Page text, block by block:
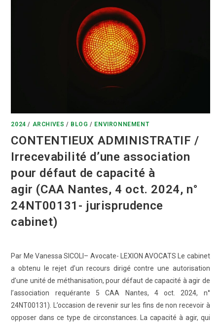
2024 / ARCHIVES / BLOG / ENVIRONNEMENT
CONTENTIEUX ADMINISTRATIF /
Irrecevabilité d’une association
pour défaut de capacité à
agir (CAA Nantes, 4 oct. 2024, n°
24NT00131- jurisprudence
cabinet)
Par Me Vanessa SICOLI– Avocate- LEXION AVOCATS Le cabinet
a obtenu le rejet d’un recours dirigé contre une autorisation
d’une unité de méthanisation, pour défaut de capacité à agir de
l’association requérante 5 CAA Nantes, 4 oct. 2024, n°
24NT00131). L’occasion de revenir sur les fins de non recevoir à
opposer dans ce type de circonstances. La capacité à agir, qui